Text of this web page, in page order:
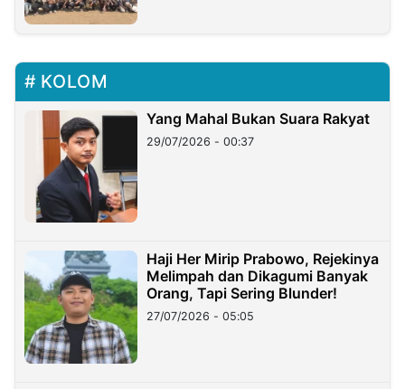
KOLOM
Yang Mahal Bukan Suara Rakyat
29/07/2026 - 00:37
Haji Her Mirip Prabowo, Rejekinya
Melimpah dan Dikagumi Banyak
Orang, Tapi Sering Blunder!
27/07/2026 - 05:05